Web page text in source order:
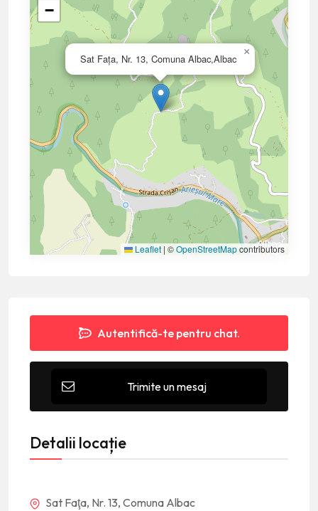
Sat Faţa, Nr. 13, Comuna Albac,Albac
×
−
Leaflet | ©OpenStreetMapcontributors
Autentifică-te pentru chat.
Trimite un mesaj
Detalii locație
Sat Faţa, Nr. 13, Comuna Albac